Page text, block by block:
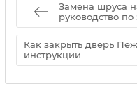
Замена шруса
руководство
Как закрыть дверь
инструкции